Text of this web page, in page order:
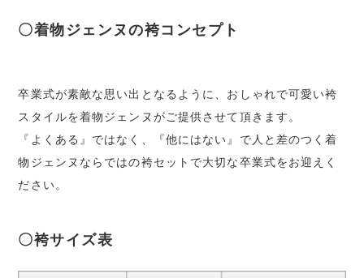
〇着物ジェンヌの袴コンセプト
卒業式が素敵な思い出となるように、おしゃれで可愛い袴
スタイルを着物ジェンヌがご提供させて頂きます。
『よくある』ではなく、『他にはない』で人と差のつく着
物ジェンヌならではの袴セットで大切な卒業式をお迎えく
ださい。
〇袴サイズ表